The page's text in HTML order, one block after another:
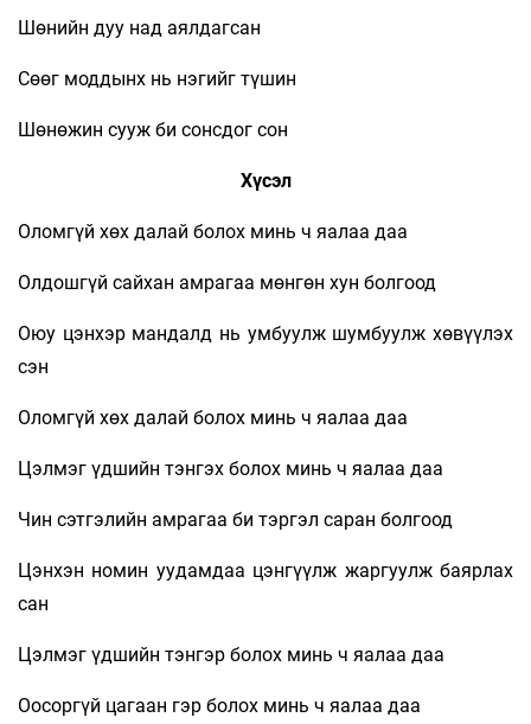
Шөнийн дуу над аялдагсан
Сөөг моддынх нь нэгийг түшин
Шөнөжин сууж би сонсдог сон
Хүсэл
Оломгүй хөх далай болох минь ч яалаа даа
Олдошгүй сайхан амрагаа мөнгөн хун болгоод
Оюу цэнхэр мандалд нь умбуулж шумбуулж хөвүүлэх
сэн
Оломгүй хөх далай болох минь ч яалаа даа
Цэлмэг үдшийн тэнгэх болох минь ч яалаа даа
Чин сэтгэлийн амрагаа би тэргэл саран болгоод
Цэнхэн номин уудамдаа цэнгүүлж жаргуулж баярлах
сан
Цэлмэг үдшийн тэнгэр болох минь ч яалаа даа
Оосоргүй цагаан гэр болох минь ч яалаа даа